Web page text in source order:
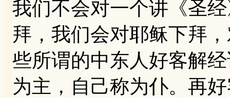
我们不会对一个讲《圣
拜，我们会对耶稣下拜
些所谓的中东人好客解
为主，自己称为仆。再